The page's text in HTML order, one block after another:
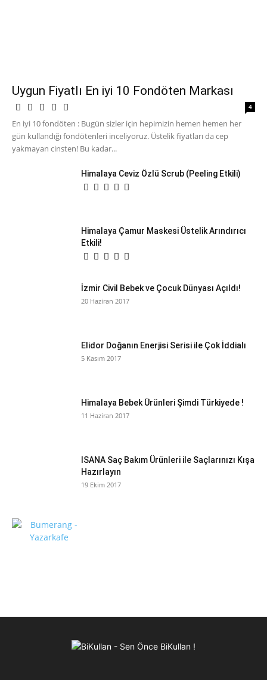
Uygun Fiyatlı En iyi 10 Fondöten Markası
4
En iyi 10 fondöten : Bugün sizler için hepimizin hemen hemen her
gün kullandığı fondötenleri inceliyoruz. Üstelik fiyatları da cep
yakmayan cinsten! Bu kadar...
Himalaya Ceviz Özlü Scrub (Peeling Etkili)
Himalaya Çamur Maskesi Üstelik Arındırıcı
Etkili!
İzmir Civil Bebek ve Çocuk Dünyası Açıldı!
20 Haziran 2017
Elidor Doğanın Enerjisi Serisi ile Çok İddialı
5 Kasım 2017
Himalaya Bebek Ürünleri Şimdi Türkiyede !
11 Haziran 2017
ISANA Saç Bakım Ürünleri ile Saçlarınızı Kışa
Hazırlayın
19 Ekim 2017